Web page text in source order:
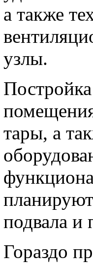
а также
узлы.
тары, а
подвала
Гораздо